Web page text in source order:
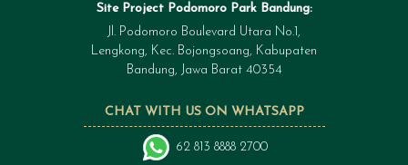
CHAT WITH US ON WHATSAPP
62 813 8888 2700
Site Project Podomoro Park Bandung:
Jl. Podomoro Boulevard Utara No.1,
Lengkong, Kec. Bojongsoang, Kabupaten
Bandung, Jawa Barat 40354